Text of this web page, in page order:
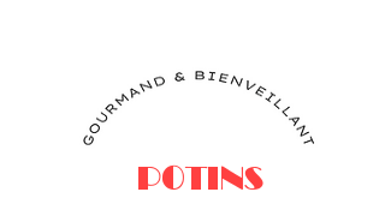
POTINS